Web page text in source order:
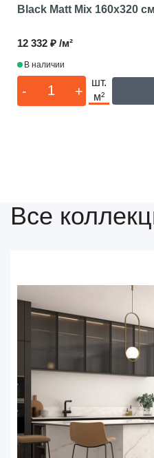
Black Matt Mix 160x320 см
12 332 ₽ /м²
В наличии
- +
шт.
м²
Все